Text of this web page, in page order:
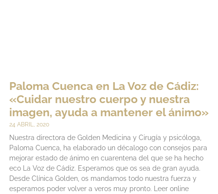
Paloma Cuenca en La Voz de Cádiz:
«Cuidar nuestro cuerpo y nuestra
imagen, ayuda a mantener el ánimo»
24 ABRIL, 2020
Nuestra directora de Golden Medicina y Cirugía y psicóloga,
Paloma Cuenca, ha elaborado un décalogo con consejos para
mejorar estado de ánimo en cuarentena del que se ha hecho
eco La Voz de Cádiz. Esperamos que os sea de gran ayuda.
Desde Clínica Golden, os mandamos todo nuestra fuerza y
esperamos poder volver a veros muy pronto. Leer online